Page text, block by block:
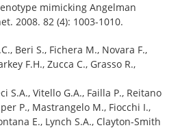
mimicking Angelman
2008. 82 (4): 1003-1010.
Beri S., Fichera M., Novara F.,
F.H., Zucca C., Grasso R.,
S.A., Vitello G.A., Failla P., Reitano
P., Mastrangelo M., Fiocchi I.,
E., Lynch S.A., Clayton-Smith